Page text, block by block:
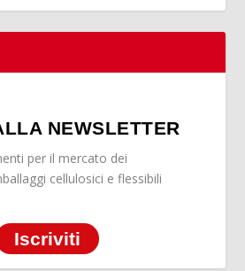
NEWSLETTER
per il mercato dei
cellulosici e flessibili
Iscriviti